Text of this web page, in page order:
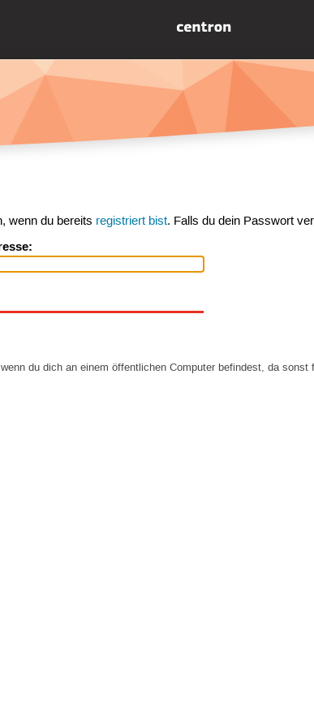
wenn du bereits registriert bist. Falls du dein Passwort
du dich an einem öffentlichen Computer befindest, da